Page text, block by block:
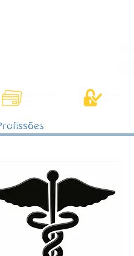
Adesivos Diversos